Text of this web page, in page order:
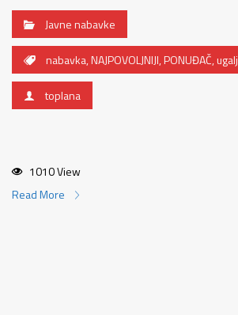
Javne nabavke
nabavka,NAJPOVOLJNIJI,PONUĐAČ,ugalj
toplana
1010 View
Read More